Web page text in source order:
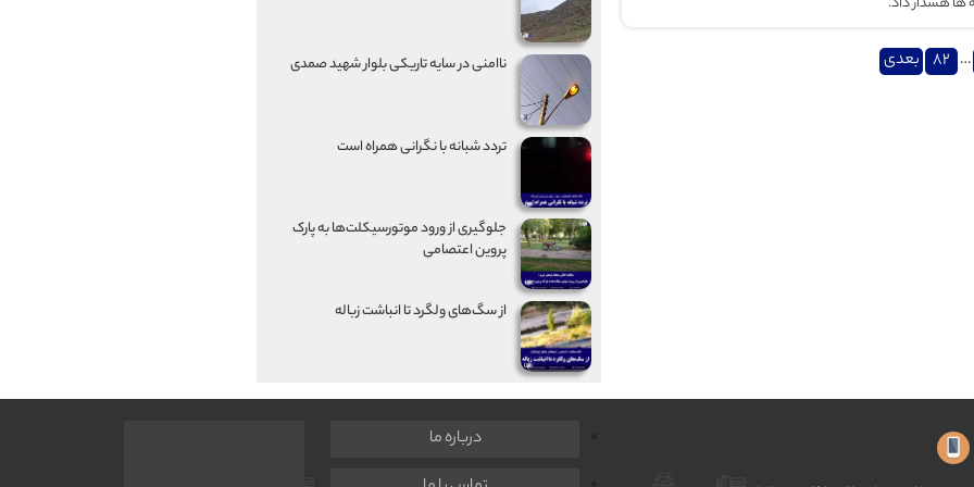
…
82 بعدی ناامنی در سایه تاریکی بلوار شهید صمدی
تردد شبانه با نگرانی همراه است
جلوگیری از ورود موتورسیکلت‌ها به پارک
پروین اعتصامی
از سگ‌های ولگرد تا انباشت زباله
درباره ما